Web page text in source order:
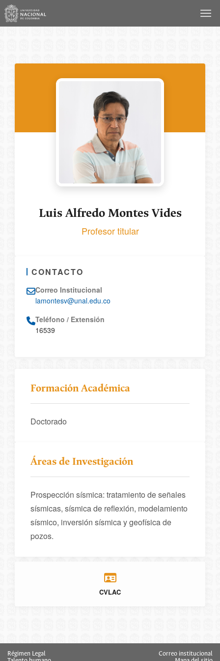
Saltar
contenido
Luis Alfredo Montes Vides
Profesor titular
CONTACTO
Correo Institucional
lamontesv@unal.edu.co
Teléfono / Extensión
16539
Formación Académica
Doctorado
Áreas de Investigación
Prospección sísmica: tratamiento de señales
sísmicas, sísmica de reflexión, modelamiento
sísmico, inversión sísmica y geofísica de
pozos.
CVLAC
Régimen Legal
Correo institucional